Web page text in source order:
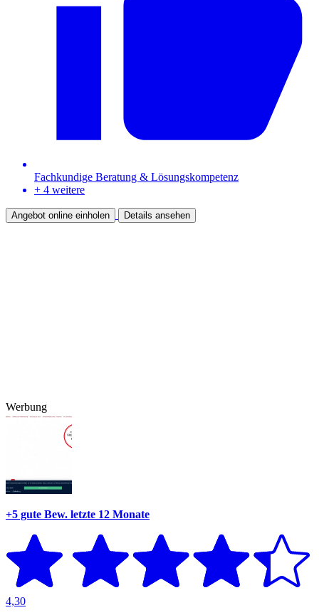
Fachkundige Beratung & Lösungskompetenz
+ 4 weitere
Angebot online einholen Details ansehen
Werbung
+5 gute Bew. letzte 12 Monate
4,30